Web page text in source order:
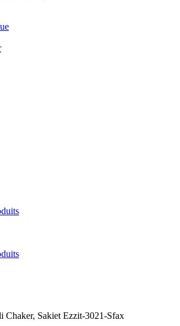
Chaker, Sakiet Ezzit-3021-Sfax